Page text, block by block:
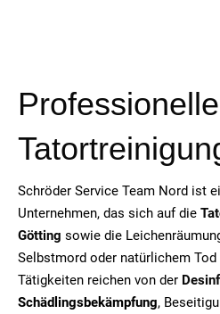
Professionelle
Schröder Service Team Nord ist
Unternehmen, das sich auf die
Götting sowie die
Selbstmord oder natürlichem
Tätigkeiten reichen von der
Schädlingsbekämpfung,